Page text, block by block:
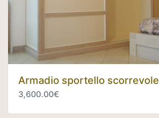
Armadio sportello scorrevole
3,600.00€